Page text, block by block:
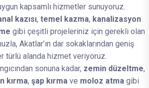
kapsamlı hizmetler sunuyoruz.
kazısı, temel kazma, kanalizasyon
gibi çeşitli projeleriniz için gerekli olan
Akatlar’ın dar sokaklarından geniş
türlü alanda hizmet veriyoruz.
sonuna kadar, zemin düzeltme,
kırma, şap kırma ve moloz atma gibi